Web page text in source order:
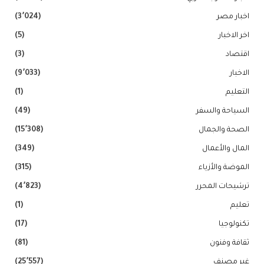
اخبار مصر (3٬024)
اخر الاخبار (5)
اقتصاد (3)
الاخبار (9٬033)
التعليم (1)
السياحة والسفر (49)
الصحة والجمال (15٬308)
المال والأعمال (349)
الموضة والأزياء (315)
ترشيحات المحرر (4٬823)
تعليم (1)
تكنولوجيا (17)
ثقافة وفنون (81)
غير مصنف (25٬557)